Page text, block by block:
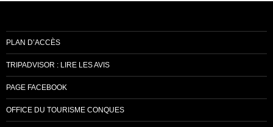
PLAN D’ACCÈS
TRIPADVISOR : LIRE LES AVIS
PAGE FACEBOOK
OFFICE DU TOURISME CONQUES